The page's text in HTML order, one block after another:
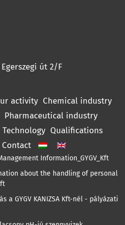
út 2/F
activity Chemical industry
Pharmaceutical industry
Technology Qualifications
Contact
Information_GYGV_Kft
about the handling of personal
a GYGV KANIZSA Kft-nél - pályázati